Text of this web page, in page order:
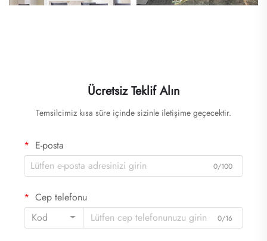
Ücretsiz Teklif Alın
Temsilcimiz kısa süre içinde sizinle iletişime geçecektir.
E-posta
0/100
Cep telefonu
Kod
0/16